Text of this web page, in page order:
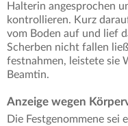
Halterin angesprochen
kontrollieren. Kurz
vom Boden auf und lief
Scherben nicht fallen
festnahmen, leistete sie
Beamtin.
Anzeige wegen
Die Festgenommene sei